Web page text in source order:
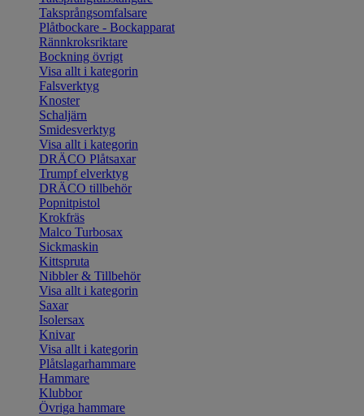
Taksprångsomfalsare
Plåtbockare - Bockapparat
Rännkroksriktare
Bockning övrigt
Visa allt i kategorin
Falsverktyg
Knoster
Schaljärn
Smidesverktyg
Visa allt i kategorin
DRÄCO Plåtsaxar
Trumpf elverktyg
DRÄCO tillbehör
Popnitpistol
Krokfräs
Malco Turbosax
Sickmaskin
Kittspruta
Nibbler & Tillbehör
Visa allt i kategorin
Saxar
Isolersax
Knivar
Visa allt i kategorin
Plåtslagarhammare
Hammare
Klubbor
Övriga hammare